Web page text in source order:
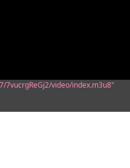
video/index.m3u8"